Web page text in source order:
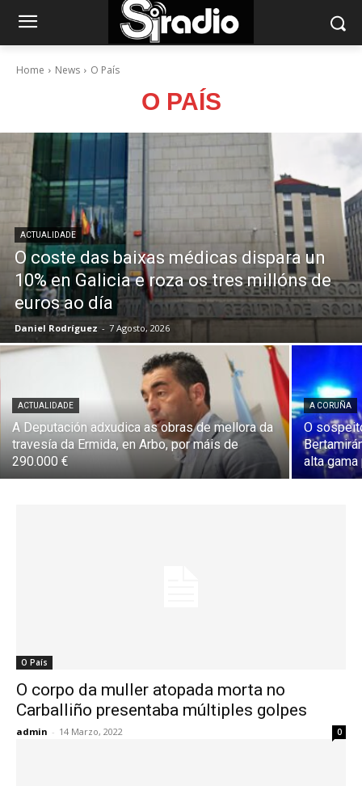
Home News O País
O PAÍS
ACTUALIDADE
O coste das baixas médicas dispara un
10% en Galicia e roza os tres millóns de
euros ao día
Daniel Rodríguez - 7 Agosto, 2026
ACTUALIDADE
A Deputación adxudica as obras de mellora da
travesía da Ermida, en Arbo, por máis de
290.000 €
A CORUÑA
O
alta
O País
O corpo da muller atopada morta no
Carballiño presentaba múltiples golpes
admin - 14 Marzo, 2022 0